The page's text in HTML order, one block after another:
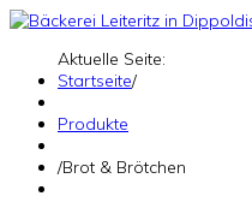
Aktuelle Seite:
Startseite/
Produkte
/Brot & Brötchen